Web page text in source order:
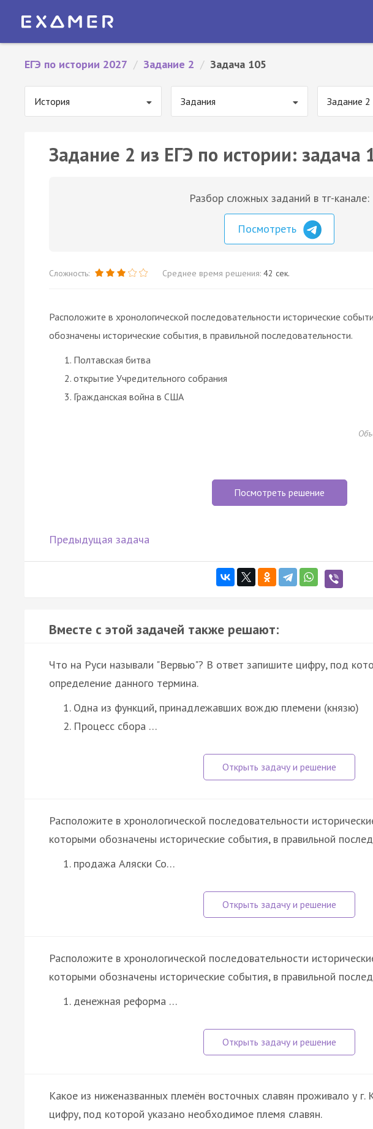
ЕГЭ по истории 2027 / Задание 2 / Задача 105
История Задания Задание 2
Задание 2 из ЕГЭ по истории: задача
Разбор сложных заданий в тг-канале:
Посмотреть
Сложность: Среднее время решения: 42 сек.
Расположите в хронологической последовательности исторические
обозначены исторические события, в правильной последовательности.
Полтавская битва
открытие Учредительного собрания
Гражданская война в США
Посмотреть решение
Предыдущая задача
Вместе с этой задачей также решают:
Что на Руси называли "Вервью"? В ответ запишите цифру, под
определение данного термина.
Одна из функций, принадлежавших вождю племени (князю)
Процесс сбора …
Расположите в хронологической последовательности
которыми обозначены исторические события, в правильной
продажа Аляски Со…
Расположите в хронологической последовательности
которыми обозначены исторические события, в правильной
денежная реформа …
Какое из ниженазванных племён восточных славян проживало у г.
цифру, под которой указано необходимое племя славян.